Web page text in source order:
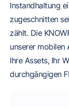
Instandhaltung
zugeschnitten
zählt. Die
unserer mobilen
Ihre Assets, Ihr
durchgängigen